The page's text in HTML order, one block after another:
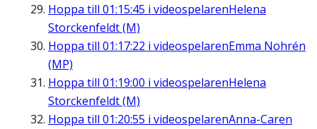
Hoppa till 01:15:45 i videospelarenHelena
Storckenfeldt (M)
Hoppa till 01:17:22 i videospelarenEmma Nohrén
(MP)
Hoppa till 01:19:00 i videospelarenHelena
Storckenfeldt (M)
Hoppa till 01:20:55 i videospelarenAnna-Caren